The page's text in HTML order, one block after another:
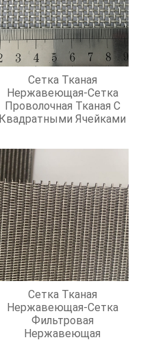
Сетка Тканая
Нержавеющая-Сетка
Проволочная Тканая С
Квадратными Ячейками
Сетка Тканая
Нержавеющая-Сетка
Фильтровая
Нержавеющая